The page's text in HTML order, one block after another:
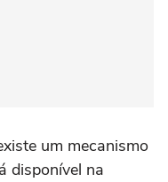
um mecanismo
disponível na